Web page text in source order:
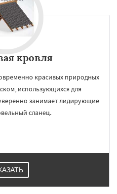
кровля
красивых природных
использующихся для
занимает лидирующие
сланец.